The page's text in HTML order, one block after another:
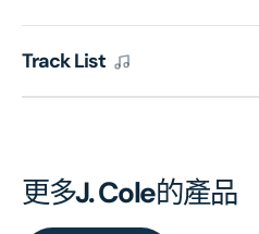
Track List
更多J. Cole的產品